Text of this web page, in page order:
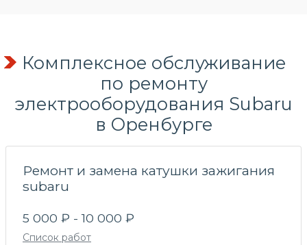
Комплексное обслуживание
по ремонту
электрооборудования Subaru
в Оренбурге
Ремонт и замена катушки зажигания
subaru
5 000 ₽ - 10 000 ₽
Список работ